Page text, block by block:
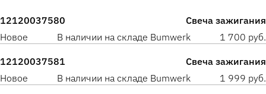
12120037580
Свеча зажигания
Новое
В наличии на складе Bumwerk 1 700 руб.
12120037581
Свеча зажигания
Новое
В наличии на складе Bumwerk 1 999 руб.